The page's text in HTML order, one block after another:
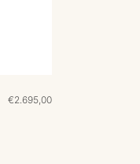
€2.695,00